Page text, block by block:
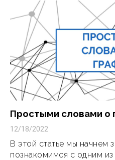
Простыми словами о
12/18/2022
В этой статье мы начнем
познакомимся с одним